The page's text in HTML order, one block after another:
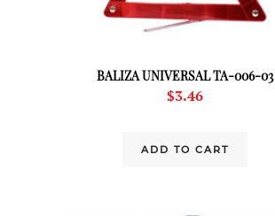
BALIZA UNIVERSAL TA-006-03
$3.46
ADD TO CART